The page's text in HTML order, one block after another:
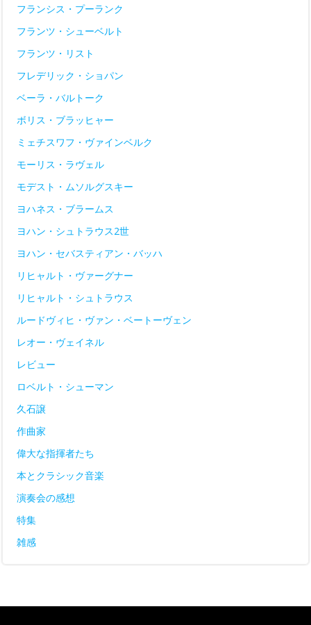
フランシス・プーランク
フランツ・シューベルト
フランツ・リスト
フレデリック・ショパン
ベーラ・バルトーク
ボリス・ブラッヒャー
ミェチスワフ・ヴァインベルク
モーリス・ラヴェル
モデスト・ムソルグスキー
ヨハネス・ブラームス
ヨハン・シュトラウス2世
ヨハン・セバスティアン・バッハ
リヒャルト・ヴァーグナー
リヒャルト・シュトラウス
ルードヴィヒ・ヴァン・ベートーヴェン
レオー・ヴェイネル
レビュー
ロベルト・シューマン
久石譲
作曲家
偉大な指揮者たち
本とクラシック音楽
演奏会の感想
特集
雑感